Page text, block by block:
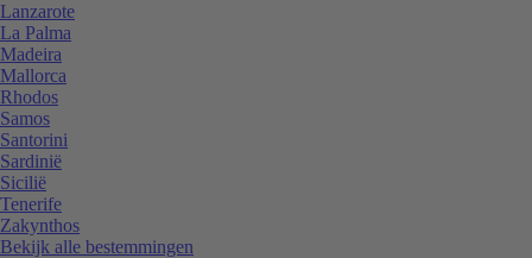
Lanzarote
La Palma
Madeira
Mallorca
Rhodos
Samos
Santorini
Sardinië
Sicilië
Tenerife
Zakynthos
Bekijk alle bestemmingen